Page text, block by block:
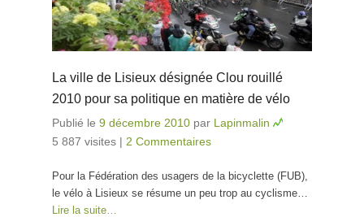
La ville de Lisieux désignée Clou rouillé
2010 pour sa politique en matière de vélo
Publié le 9 décembre 2010 par Lapinmalin
5 887 visites | 2 Commentaires
Pour la Fédération des usagers de la bicyclette (FUB),
le vélo à Lisieux se résume un peu trop au cyclisme…
Lire la suite…